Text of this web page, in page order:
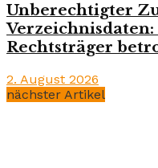
Unberechtigter
Verzeichnisdaten:
Rechtsträger
2. August 2026
nächster Artikel